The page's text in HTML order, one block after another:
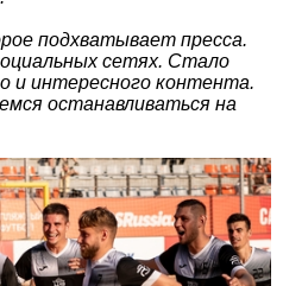
подхватывает пресса.
сетях. Стало
и интересного контента.
останавливаться на